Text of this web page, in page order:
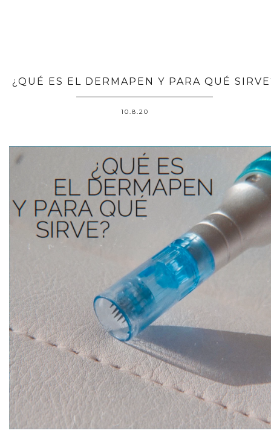
¿QUÉ ES EL DERMAPEN Y PARA QUÉ
10.8.20